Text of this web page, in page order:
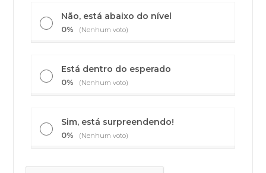
Não, está abaixo do nível
0% (Nenhum voto)
Está dentro do esperado
0% (Nenhum voto)
Sim, está surpreendendo!
0% (Nenhum voto)